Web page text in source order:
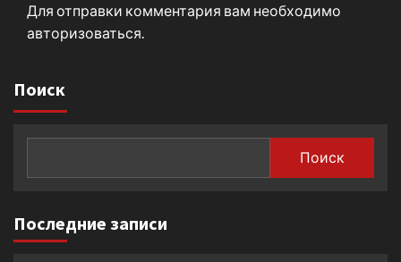
Для отправки комментария вам необходимо
авторизоваться
Поиск
Поиск
Последние записи